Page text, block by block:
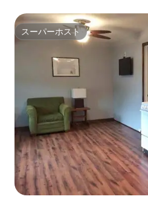
スーパーホスト
スーパーホスト